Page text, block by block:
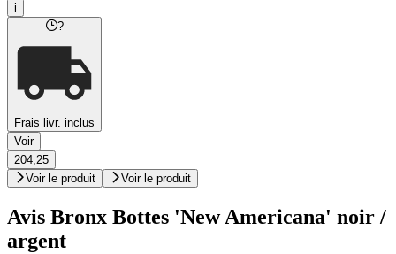
i
?
Frais livr. inclus
Voir
204,25
Voir le produit
Voir le produit
Avis Bronx Bottes 'New Americana' noir /
argent